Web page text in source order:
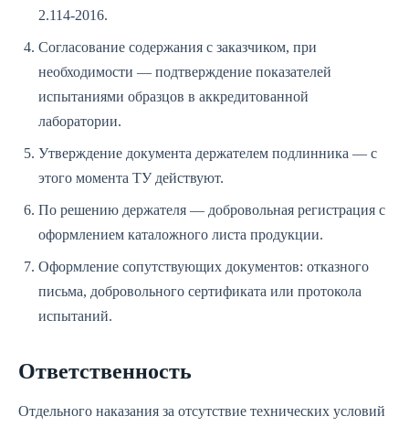
2.114-2016.
Согласование содержания с заказчиком, при
необходимости — подтверждение показателей
испытаниями образцов в аккредитованной
лаборатории.
Утверждение документа держателем подлинника — с
этого момента ТУ действуют.
По решению держателя — добровольная регистрация с
оформлением каталожного листа продукции.
Оформление сопутствующих документов: отказного
письма, добровольного сертификата или протокола
испытаний.
Ответственность
Отдельного наказания за отсутствие технических условий